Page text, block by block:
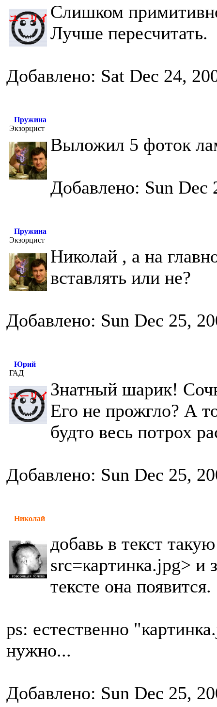
Слишком
Лучше пересчитать.
Добавлено: Sat Dec 24,
Пружина
Экзорцист
Выложил 5 фоток
Добавлено: Sun Dec
Пружина
Экзорцист
Николай , а на
вставлять или не?
Добавлено: Sun Dec 25,
Юрий
ГАД
Знатный шарик!
Его не прожгло? А
будто весь потрох
Добавлено: Sun Dec 25,
Николай
добавь в текст
src=картинка.jpg> и
тексте она появится.
ps: естественно
нужно...
Добавлено: Sun Dec 25,